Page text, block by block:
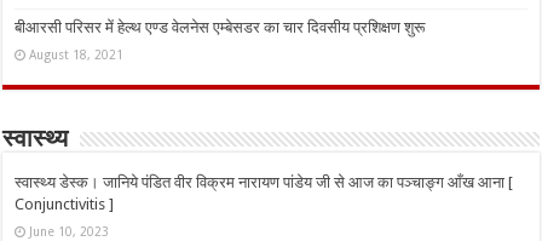
बीआरसी परिसर में हेल्थ एण्ड वेलनेस एम्बेसडर का चार दिवसीय प्रशिक्षण शुरू
August 18, 2021
स्वास्थ्य
स्वास्थ्य डेस्क। जानिये पंडित वीर विक्रम नारायण पांडेय जी से आज का पञ्चाङ्ग आँख आना [
Conjunctivitis ]
June 10, 2023